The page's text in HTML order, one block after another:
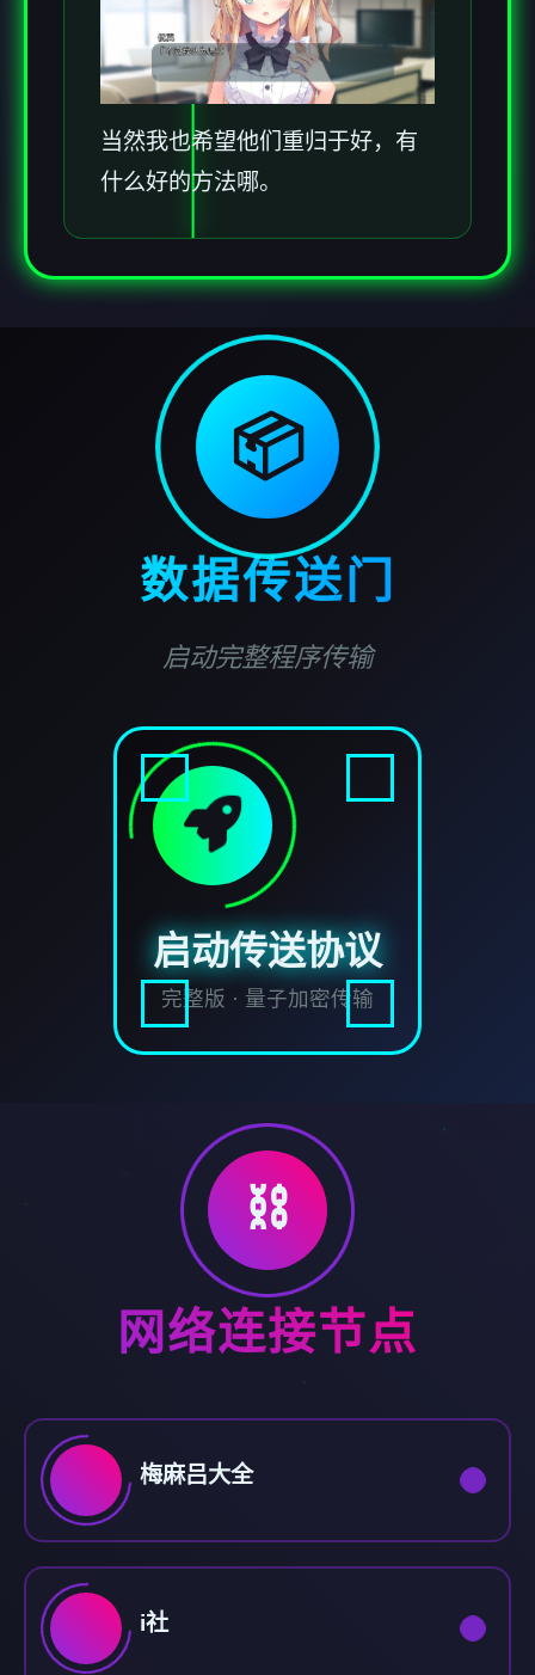
当然我也希望他们重归于好，有
什么好的方法哪。
📦
数据传送门
启动完整程序传输
启动传送协议
完整版 · 量子加密传输
⛓️
网络连接节点
梅麻吕大全
i社